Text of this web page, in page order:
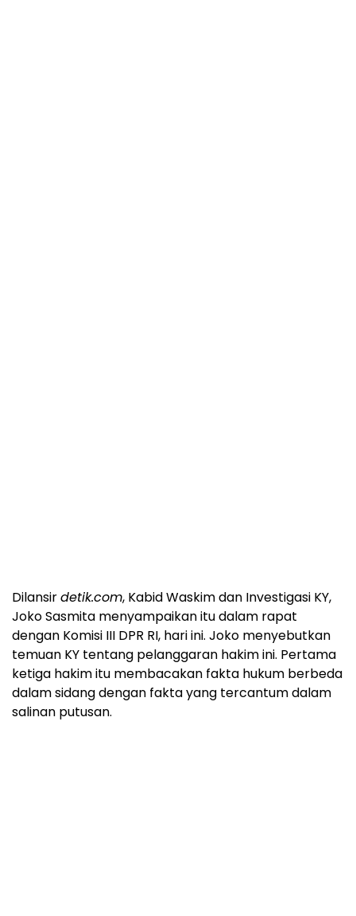
Dilansirdetik.com, Kabid Waskim dan Investigasi KY,
Joko Sasmita menyampaikan itu dalam rapat
dengan Komisi III DPR RI, hari ini. Joko menyebutkan
temuan KY tentang pelanggaran hakim ini. Pertama
ketiga hakim itu membacakan fakta hukum berbeda
dalam sidang dengan fakta yang tercantum dalam
salinan putusan.